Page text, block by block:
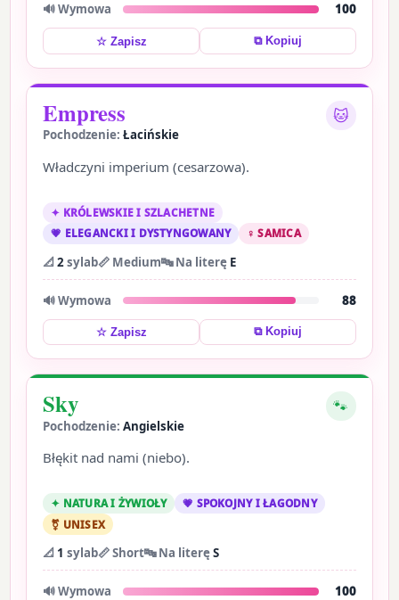
🔊 Wymowa 100
☆ Zapisz ⧉ Kopiuj
Empress
Pochodzenie:Łacińskie
🐱
Władczyni imperium (cesarzowa).
✦ KRÓLEWSKIE I SZLACHETNE
💗 ELEGANCKI I DYSTYNGOWANY
♀ SAMICA
📐2sylab📏 Medium🔤 Na literę E
🔊 Wymowa 88
☆ Zapisz ⧉ Kopiuj
Sky
Pochodzenie:Angielskie
🐾
Błękit nad nami (niebo).
✦ NATURA I ŻYWIOŁY
💗 SPOKOJNY I ŁAGODNY
⚧ UNISEX
📐 1 sylab📏 Short🔤 Na literęS
🔊 Wymowa 100